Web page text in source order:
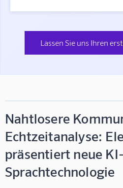
Lassen Sie uns Ihren
Nahtlosere
Echtzeitanalyse:
präsentiert neue
Sprachtechnologie